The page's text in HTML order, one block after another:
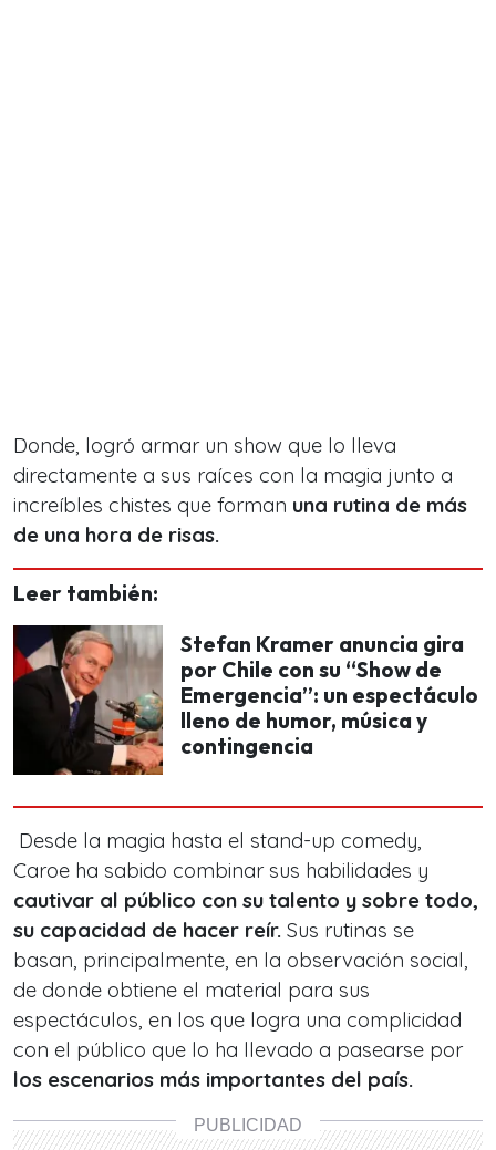
Donde, logró armar un show que lo lleva
directamente a sus raíces con la magia junto a
increíbles chistes que forman una rutina de más
de una hora de risas.
Leer también:
Stefan Kramer anuncia gira
por Chile con su “Show de
Emergencia”: un espectáculo
lleno de humor, música y
contingencia
Desde la magia hasta el stand-up comedy,
Caroe ha sabido combinar sus habilidades y
cautivar al público con su talento y sobre todo,
su capacidad de hacer reír. Sus rutinas se
basan, principalmente, en la observación social,
de donde obtiene el material para sus
espectáculos, en los que logra una complicidad
con el público que lo ha llevado a pasearse por
los escenarios más importantes del país.